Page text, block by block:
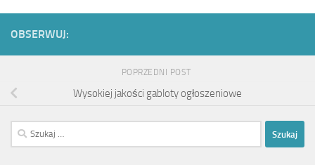
OBSERWUJ:
POPRZEDNI POST
Wysokiej jakości gabloty ogłoszeniowe
Szukaj: